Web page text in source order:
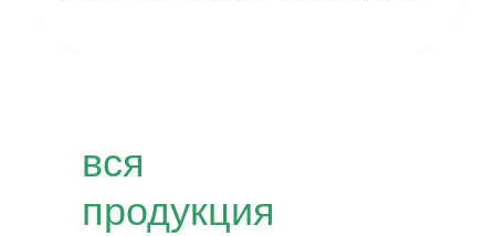
продукция
вся